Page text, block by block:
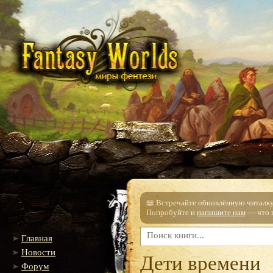
Главная
Новости
Форум
📖 Встречайте обновлённую
Попробуйте и напишите нам — что
Дети времени